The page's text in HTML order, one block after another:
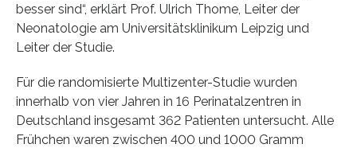
besser sind“, erklärt Prof. Ulrich Thome, Leiter der
Neonatologie am Universitätsklinikum Leipzig und
Leiter der Studie.
Für die randomisierte Multizenter-Studie wurden
innerhalb von vier Jahren in 16 Perinatalzentren in
Deutschland insgesamt 362 Patienten untersucht. Alle
Frühchen waren zwischen 400 und 1000 Gramm